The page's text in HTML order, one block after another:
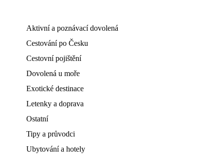
Aktivní a poznávací dovolená
Cestování po Česku
Cestovní pojištění
Dovolená u moře
Exotické destinace
Letenky a doprava
Ostatní
Tipy a průvodci
Ubytování a hotely